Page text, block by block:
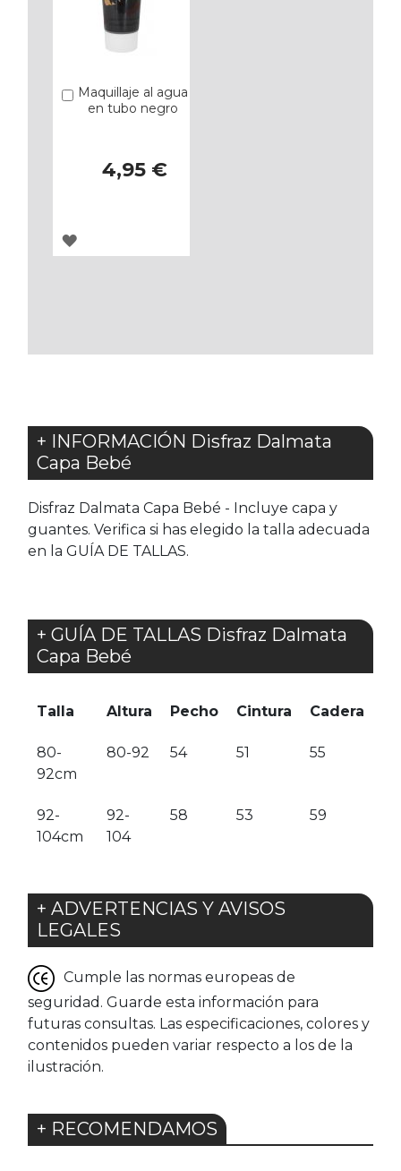
Maquillaje al agua
en tubo negro
4,95 €
Añadir
AGREGAR
+ INFORMACIÓN Disfraz Dalmata
Capa Bebé
Disfraz Dalmata Capa Bebé - Incluye capa y
guantes. Verifica si has elegido la talla adecuada
en la GUÍA DE TALLAS.
+ GUÍA DE TALLAS Disfraz Dalmata
Capa Bebé
Talla Altura Pecho Cintura Cadera
80-
92cm
80-92 54 51 55
92-
104cm
92-
104
58 53 59
+ ADVERTENCIAS Y AVISOS
LEGALES
Cumple las normas europeas de
seguridad. Guarde esta información para
futuras consultas. Las especificaciones, colores y
contenidos pueden variar respecto a los de la
ilustración.
+ RECOMENDAMOS